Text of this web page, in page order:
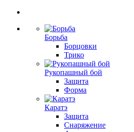
Борьба
Борцовки
Трико
Рукопашный бой
Защита
Форма
Каратэ
Защита
Снаряжение